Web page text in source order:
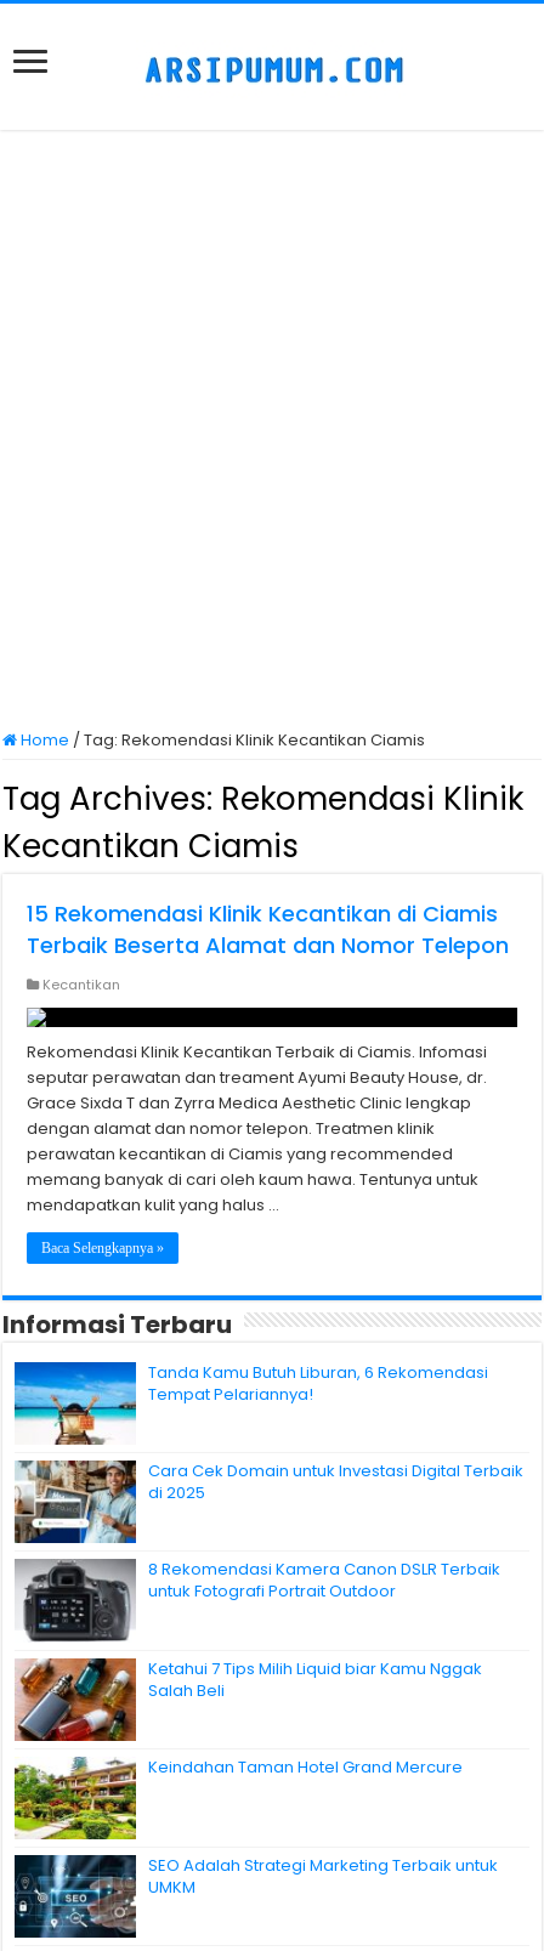
Home /Tag:Rekomendasi Klinik Kecantikan Ciamis
Tag Archives: Rekomendasi Klinik
Kecantikan Ciamis
15 Rekomendasi Klinik Kecantikan di Ciamis
Terbaik Beserta Alamat dan Nomor Telepon
Kecantikan
Rekomendasi Klinik Kecantikan Terbaik di Ciamis. Infomasi
seputar perawatan dan treament Ayumi Beauty House, dr.
Grace Sixda T dan Zyrra Medica Aesthetic Clinic lengkap
dengan alamat dan nomor telepon. Treatmen klinik
perawatan kecantikan di Ciamis yang recommended
memang banyak di cari oleh kaum hawa. Tentunya untuk
mendapatkan kulit yang halus …
Baca Selengkapnya »
Informasi Terbaru
Tanda Kamu Butuh Liburan, 6 Rekomendasi
Tempat Pelariannya!
Cara Cek Domain untuk Investasi Digital Terbaik
di 2025
8 Rekomendasi Kamera Canon DSLR Terbaik
untuk Fotografi Portrait Outdoor
Ketahui 7 Tips Milih Liquid biar Kamu Nggak
Salah Beli
Keindahan Taman Hotel Grand Mercure
SEO Adalah Strategi Marketing Terbaik untuk
UMKM